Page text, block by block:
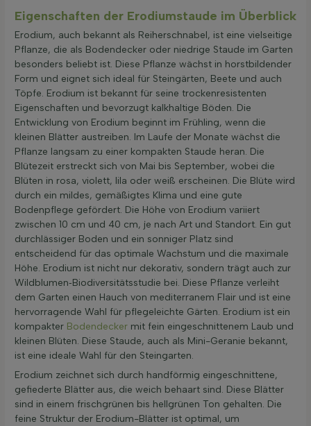
Eigenschaften der Erodiumstaude im Überblick
Erodium, auch bekannt als Reiherschnabel, ist eine vielseitige
Pflanze, die als Bodendecker oder niedrige Staude im Garten
besonders beliebt ist. Diese Pflanze wächst in horstbildender
Form und eignet sich ideal für Steingärten, Beete und auch
Töpfe. Erodium ist bekannt für seine trockenresistenten
Eigenschaften und bevorzugt kalkhaltige Böden. Die
Entwicklung von Erodium beginnt im Frühling, wenn die
kleinen Blätter austreiben. Im Laufe der Monate wächst die
Pflanze langsam zu einer kompakten Staude heran. Die
Blütezeit erstreckt sich von Mai bis September, wobei die
Blüten in rosa, violett, lila oder weiß erscheinen. Die Blüte wird
durch ein mildes, gemäßigtes Klima und eine gute
Bodenpflege gefördert. Die Höhe von Erodium variiert
zwischen 10 cm und 40 cm, je nach Art und Standort. Ein gut
durchlässiger Boden und ein sonniger Platz sind
entscheidend für das optimale Wachstum und die maximale
Höhe. Erodium ist nicht nur dekorativ, sondern trägt auch zur
Wildblumen‑Biodiversitätsstudie bei. Diese Pflanze verleiht
dem Garten einen Hauch von mediterranem Flair und ist eine
hervorragende Wahl für pflegeleichte Gärten. Erodium ist ein
kompakter Bodendecker mit fein eingeschnittenem Laub und
kleinen Blüten. Diese Staude, auch als Mini-Geranie bekannt,
ist eine ideale Wahl für den Steingarten.
Erodium zeichnet sich durch handförmig eingeschnittene,
gefiederte Blätter aus, die weich behaart sind. Diese Blätter
sind in einem frischgrünen bis hellgrünen Ton gehalten. Die
feine Struktur der Erodium-Blätter ist optimal, um